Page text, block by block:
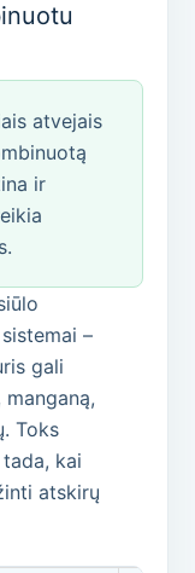
atvejais
ir
–
gali
Toks
kai
atskirų